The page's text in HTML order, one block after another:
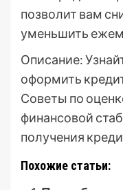
позволит вам
уменьшить
Описание:
оформить
Советы по
финансовой
получения
Похожие статьи: